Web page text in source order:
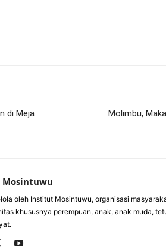
di Meja
Molimbu,
oleh Institut Mosintuwu, organisasi
khususnya perempuan, anak, anak muda,